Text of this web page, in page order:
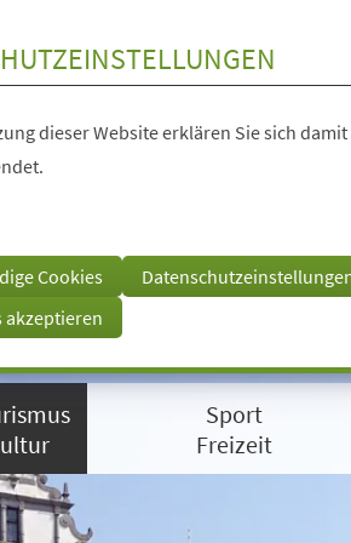
dieser Website erklären Sie sich
Cookies
akzeptieren
Sport
Freizeit